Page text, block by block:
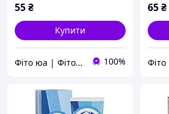
55₴
Купити
Фіто юа | Фітоаптека 100%
65₴